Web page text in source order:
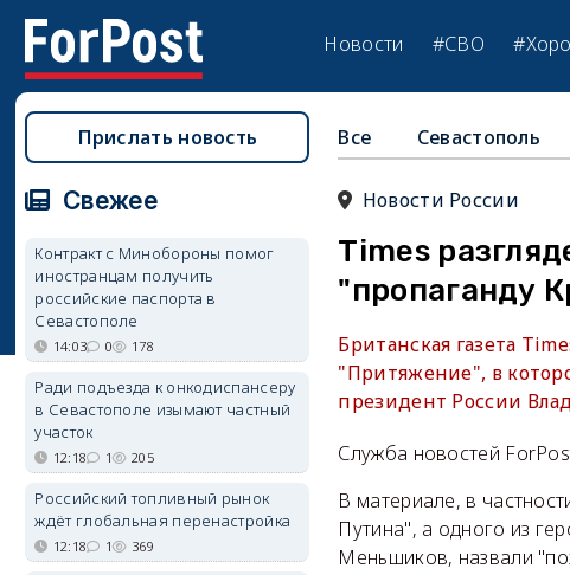
Новости #СВО
Все Севастополь
Новости России
Times
"пропаганду
Британская газета
"Притяжение", в
президент России
Служба новостей
В материале, в
Путина", а одного из
Меньшиков, назвали
Прислать новость
Свежее
Контракт с Минобороны помог
иностранцам получить
российские паспорта в
Севастополе
14:03 0 178
Ради подъезда к онкодиспансеру
в Севастополе изымают частный
участок
12:18 1 205
Российский топливный рынок
ждёт глобальная перенастройка
12:18 1 369